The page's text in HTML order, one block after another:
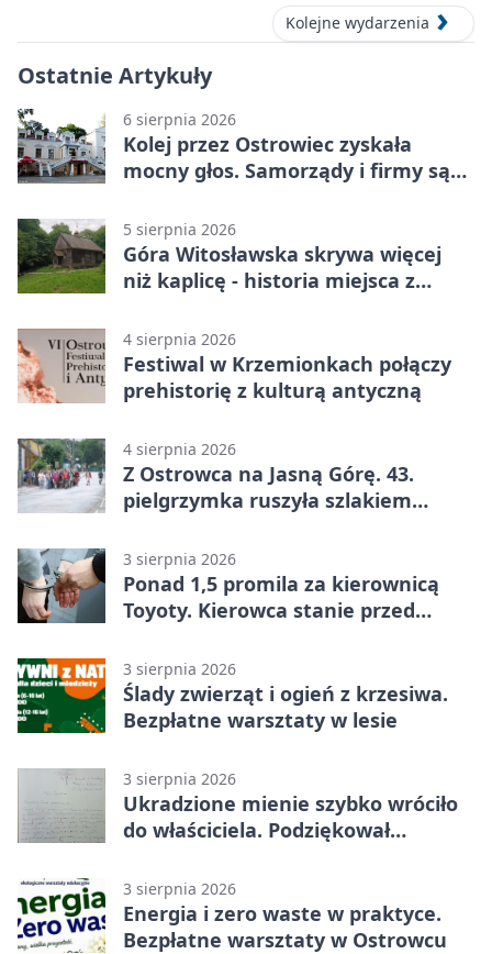
Kolejne wydarzenia
Ostatnie Artykuły
6 sierpnia 2026
Kolej przez Ostrowiec zyskała
mocny głos. Samorządy i firmy są
5 sierpnia 2026
Góra Witosławska skrywa więcej
niż kaplicę - historia miejsca z
4 sierpnia 2026
Festiwal w Krzemionkach połączy
prehistorię z kulturą antyczną
4 sierpnia 2026
Z Ostrowca na Jasną Górę. 43.
pielgrzymka ruszyła szlakiem
3 sierpnia 2026
Ponad 1,5 promila za kierownicą
Toyoty. Kierowca stanie przed
3 sierpnia 2026
Ślady zwierząt i ogień z krzesiwa.
Bezpłatne warsztaty w lesie
3 sierpnia 2026
Ukradzione mienie szybko wróciło
do właściciela. Podziękował
3 sierpnia 2026
Energia i zero waste w praktyce.
Bezpłatne warsztaty w Ostrowcu